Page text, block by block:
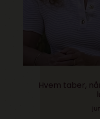
Hvem taber,